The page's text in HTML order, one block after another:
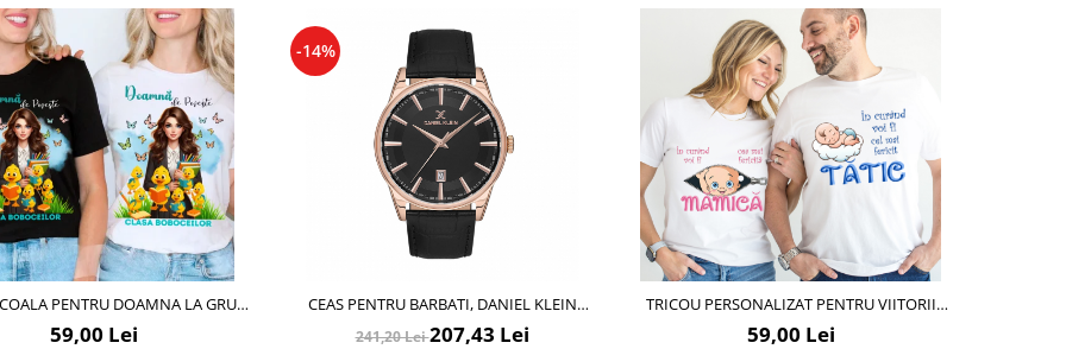
PENTRU DOAMNA LA GRUPA
CADOU PERSONALIZAT
59,00 Lei
-14%
CEAS PENTRU BARBATI, DANIEL KLEIN
PREMIUM, DK.1.13669.5
241,20 Lei207,43 Lei
TRICOU PERSONALIZAT PENTRU VIITORII
PARINTI - CADOU INSPIRAT PENTRU FAMILIE
59,00 Lei